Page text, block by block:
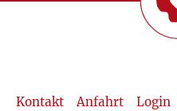
Kontakt Anfahrt Login